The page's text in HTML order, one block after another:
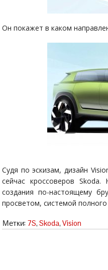
Он покажет в каком
Судя по эскизам, дизайн
сейчас кроссоверов
создания по-настоящему
просветом, системой
Метки: 7S, Skoda, Vision